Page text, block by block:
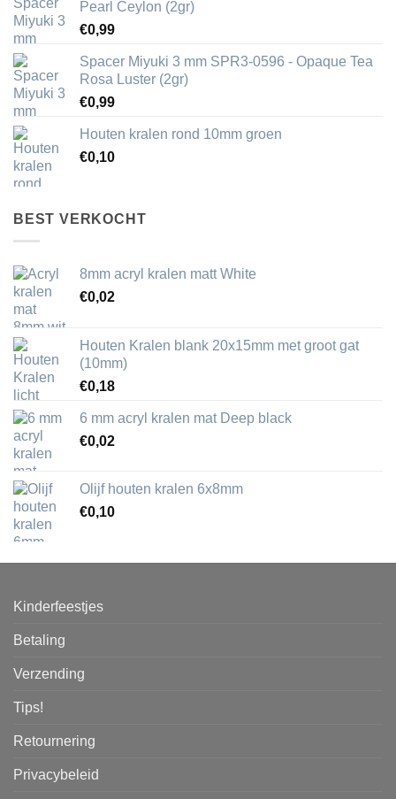
Pearl Ceylon (2gr)
€0,99
Spacer Miyuki 3 mm SPR3-0596 - Opaque Tea
Rosa Luster (2gr)
€0,99
Houten kralen rond 10mm groen
€0,10
BEST VERKOCHT
8mm acryl kralen matt White
€0,02
Houten Kralen blank 20x15mm met groot gat
(10mm)
€0,18
6 mm acryl kralen mat Deep black
€0,02
Olijf houten kralen 6x8mm
€0,10
Kinderfeestjes
Betaling
Verzending
Tips!
Retournering
Privacybeleid